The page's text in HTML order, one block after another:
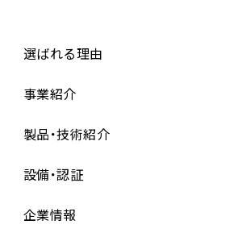
選ばれる理由
事業紹介
事業紹介トップ
資材調達
製造 （基板実装・完成組立）
製品・技術紹介
設備・認証
企業情報